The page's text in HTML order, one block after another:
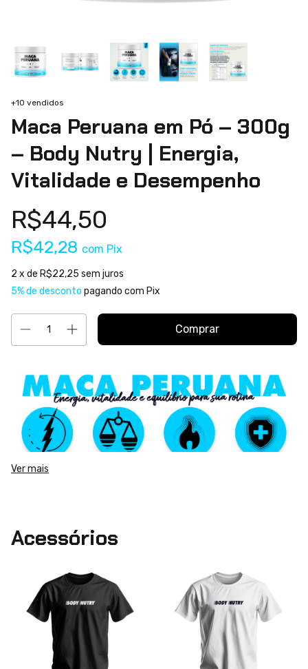
+10 vendidos
Maca Peruana em Pó – 300g
– Body Nutry | Energia,
Vitalidade e Desempenho
R$44,50
R$42,28 com Pix
2 x de R$22,25 sem juros
5% de desconto pagando com Pix
Ver mais
Acessórios